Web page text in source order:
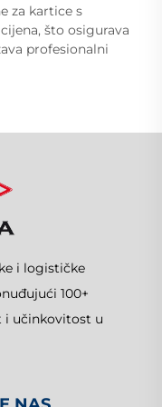
za kartice s
što osigurava
profesionalni
i logističke
100+
i učinkovitost u